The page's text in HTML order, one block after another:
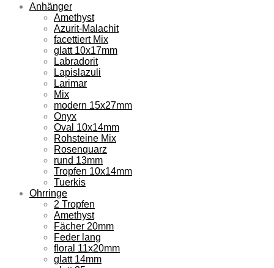
Anhänger
Amethyst
Azurit-Malachit
facettiert Mix
glatt 10x17mm
Labradorit
Lapislazuli
Larimar
Mix
modern 15x27mm
Onyx
Oval 10x14mm
Rohsteine Mix
Rosenquarz
rund 13mm
Tropfen 10x14mm
Tuerkis
Ohrringe
2 Tropfen
Amethyst
Fächer 20mm
Feder lang
floral 11x20mm
glatt 14mm